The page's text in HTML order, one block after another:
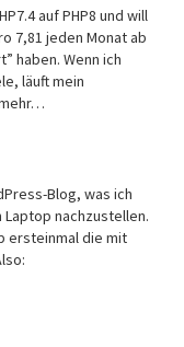
auf PHP8 und will
7,81 jeden Monat ab
haben. Wenn ich
läuft mein
Blog, was ich
nachzustellen.
ersteinmal die mit